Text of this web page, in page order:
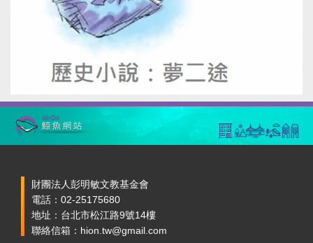
財團法人彭明敏文教基金會
電話：02-25175680
地址：台北市松江路9號14樓
聯絡信箱：hion.tw@gmail.com